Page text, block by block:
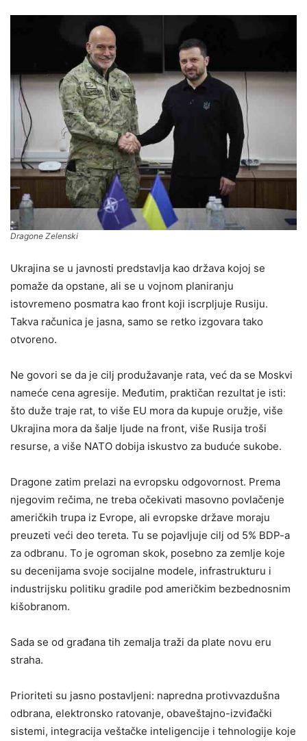
Dragone Zelenski
Ukrajina se u javnosti predstavlja kao država kojoj se
pomaže da opstane, ali se u vojnom planiranju
istovremeno posmatra kao front koji iscrpljuje Rusiju.
Takva računica je jasna, samo se retko izgovara tako
otvoreno.
Ne govori se da je cilj produžavanje rata, već da se Moskvi
nameće cena agresije. Međutim, praktičan rezultat je isti:
što duže traje rat, to više EU mora da kupuje oružje, više
Ukrajina mora da šalje ljude na front, više Rusija troši
resurse, a više NATO dobija iskustvo za buduće sukobe.
Dragone zatim prelazi na evropsku odgovornost. Prema
njegovim rečima, ne treba očekivati masovno povlačenje
američkih trupa iz Evrope, ali evropske države moraju
preuzeti veći deo tereta. Tu se pojavljuje cilj od 5% BDP-a
za odbranu. To je ogroman skok, posebno za zemlje koje
su decenijama svoje socijalne modele, infrastrukturu i
industrijsku politiku gradile pod američkim bezbednosnim
kišobranom.
Sada se od građana tih zemalja traži da plate novu eru
straha.
Prioriteti su jasno postavljeni: napredna protivvazdušna
odbrana, elektronsko ratovanje, obaveštajno-izviđački
sistemi, integracija veštačke inteligencije i tehnologije koje